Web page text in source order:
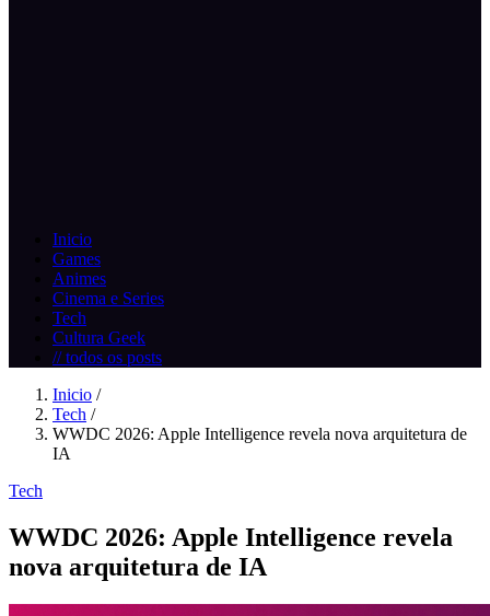
Inicio
Games
Animes
Cinema e Series
Tech
Cultura Geek
// todos os posts
Inicio /
Tech /
WWDC 2026: Apple Intelligence revela nova arquitetura de
IA
Tech
WWDC 2026: Apple Intelligence revela
nova arquitetura de IA